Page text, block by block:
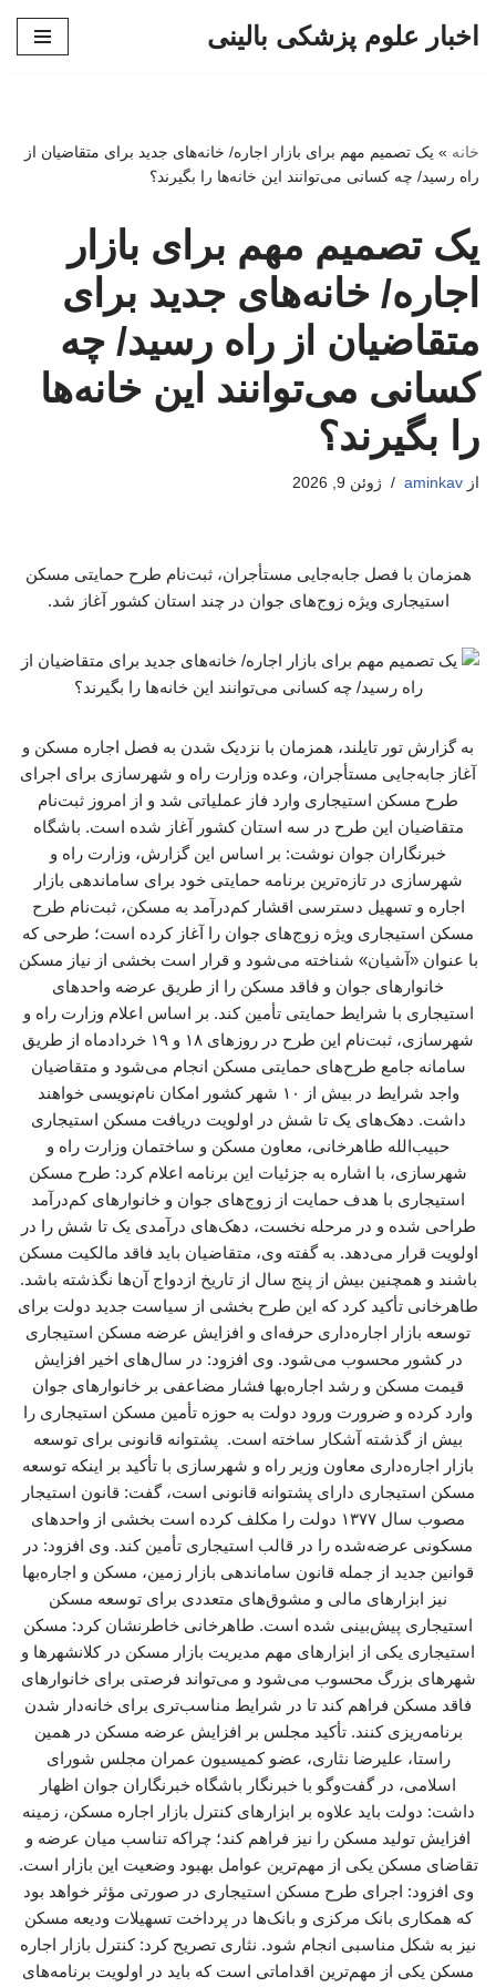
اخبار علوم پزشکی بالینی
خانه » یک تصمیم مهم برای بازار اجاره/ خانه‌های جدید برای متقاضیان از
راه رسید/ چه کسانی می‌توانند این خانه‌ها را بگیرند؟
یک تصمیم مهم برای بازار
اجاره/ خانه‌های جدید برای
متقاضیان از راه رسید/ چه
کسانی می‌توانند این خانه‌ها
را بگیرند؟
از aminkav ژوئن 9, 2026
همزمان با فصل جابه‌جایی مستأجران، ثبت‌نام طرح حمایتی مسکن
استیجاری ویژه زوج‌های جوان در چند استان کشور آغاز شد.
به گزارش تور تایلند، همزمان با نزدیک شدن به فصل اجاره مسکن و
آغاز جابه‌جایی مستأجران، وعده وزارت راه و شهرسازی برای اجرای
طرح مسکن استیجاری وارد فاز عملیاتی شد و از امروز ثبت‌نام
متقاضیان این طرح در سه استان کشور آغاز شده است. باشگاه
خبرنگاران جوان نوشت: بر اساس این گزارش، وزارت راه و
شهرسازی در تازه‌ترین برنامه حمایتی خود برای ساماندهی بازار
اجاره و تسهیل دسترسی اقشار کم‌درآمد به مسکن، ثبت‌نام طرح
مسکن استیجاری ویژه زوج‌های جوان را آغاز کرده است؛ طرحی که
با عنوان «آشیان» شناخته می‌شود و قرار است بخشی از نیاز مسکن
خانوارهای جوان و فاقد مسکن را از طریق عرضه واحدهای
استیجاری با شرایط حمایتی تأمین کند. بر اساس اعلام وزارت راه و
شهرسازی، ثبت‌نام این طرح در روزهای ۱۸ و ۱۹ خردادماه از طریق
سامانه جامع طرح‌های حمایتی مسکن انجام می‌شود و متقاضیان
واجد شرایط در بیش از ۱۰ شهر کشور امکان نام‌نویسی خواهند
داشت. دهک‌های یک تا شش در اولویت دریافت مسکن استیجاری
حبیب‌الله طاهرخانی، معاون مسکن و ساختمان وزارت راه و
شهرسازی، با اشاره به جزئیات این برنامه اعلام کرد: طرح مسکن
استیجاری با هدف حمایت از زوج‌های جوان و خانوارهای کم‌درآمد
طراحی شده و در مرحله نخست، دهک‌های درآمدی یک تا شش را در
اولویت قرار می‌دهد. به گفته وی، متقاضیان باید فاقد مالکیت مسکن
باشند و همچنین بیش از پنج سال از تاریخ ازدواج آن‌ها نگذشته باشد.
طاهرخانی تأکید کرد که این طرح بخشی از سیاست جدید دولت برای
توسعه بازار اجاره‌داری حرفه‌ای و افزایش عرضه مسکن استیجاری
در کشور محسوب می‌شود. وی افزود: در سال‌های اخیر افزایش
قیمت مسکن و رشد اجاره‌بها فشار مضاعفی بر خانوارهای جوان
وارد کرده و ضرورت ورود دولت به حوزه تأمین مسکن استیجاری را
بیش از گذشته آشکار ساخته است. پشتوانه قانونی برای توسعه
بازار اجاره‌داری معاون وزیر راه و شهرسازی با تأکید بر اینکه توسعه
مسکن استیجاری دارای پشتوانه قانونی است، گفت: قانون استیجار
مصوب سال ۱۳۷۷ دولت را مکلف کرده است بخشی از واحدهای
مسکونی عرضه‌شده را در قالب استیجاری تأمین کند. وی افزود: در
قوانین جدید از جمله قانون ساماندهی بازار زمین، مسکن و اجاره‌بها
نیز ابزارهای مالی و مشوق‌های متعددی برای توسعه مسکن
استیجاری پیش‌بینی شده است. طاهرخانی خاطرنشان کرد: مسکن
استیجاری یکی از ابزارهای مهم مدیریت بازار مسکن در کلانشهرها و
شهرهای بزرگ محسوب می‌شود و می‌تواند فرصتی برای خانوارهای
فاقد مسکن فراهم کند تا در شرایط مناسب‌تری برای خانه‌دار شدن
برنامه‌ریزی کنند. تأکید مجلس بر افزایش عرضه مسکن در همین
راستا، علیرضا نثاری، عضو کمیسیون عمران مجلس شورای
اسلامی، در گفت‌وگو با خبرنگار باشگاه خبرنگاران جوان اظهار
داشت: دولت باید علاوه بر ابزارهای کنترل بازار اجاره مسکن، زمینه
افزایش تولید مسکن را نیز فراهم کند؛ چراکه تناسب میان عرضه و
تقاضای مسکن یکی از مهم‌ترین عوامل بهبود وضعیت این بازار است.
وی افزود: اجرای طرح مسکن استیجاری در صورتی مؤثر خواهد بود
که همکاری بانک مرکزی و بانک‌ها در پرداخت تسهیلات ودیعه مسکن
نیز به شکل مناسبی انجام شود. نثاری تصریح کرد: کنترل بازار اجاره
مسکن یکی از مهم‌ترین اقداماتی است که باید در اولویت برنامه‌های